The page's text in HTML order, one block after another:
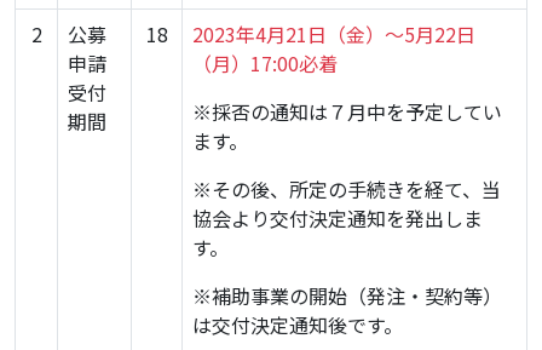
2
公募
申請
受付
期間
18 2023年4月21日（金）～5月22日
（月）17:00必着
※採否の通知は７月中を予定してい
ます。
※その後、所定の手続きを経て、当
協会より交付決定通知を発出しま
す。
※補助事業の開始（発注・契約等）
は交付決定通知後です。